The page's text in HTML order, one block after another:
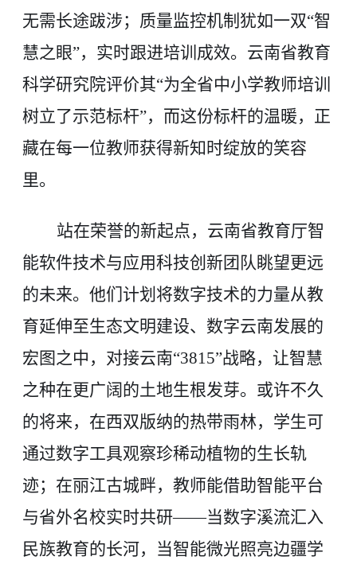
无需长途跋涉；质量监控机制犹如一双“智
慧之眼”，实时跟进培训成效。云南省教育
科学研究院评价其“为全省中小学教师培训
树立了示范标杆”，而这份标杆的温暖，正
藏在每一位教师获得新知时绽放的笑容
里。
站在荣誉的新起点，云南省教育厅智
能软件技术与应用科技创新团队眺望更远
的未来。他们计划将数字技术的力量从教
育延伸至生态文明建设、数字云南发展的
宏图之中，对接云南“3815”战略，让智慧
之种在更广阔的土地生根发芽。或许不久
的将来，在西双版纳的热带雨林，学生可
通过数字工具观察珍稀动植物的生长轨
迹；在丽江古城畔，教师能借助智能平台
与省外名校实时共研——当数字溪流汇入
民族教育的长河，当智能微光照亮边疆学